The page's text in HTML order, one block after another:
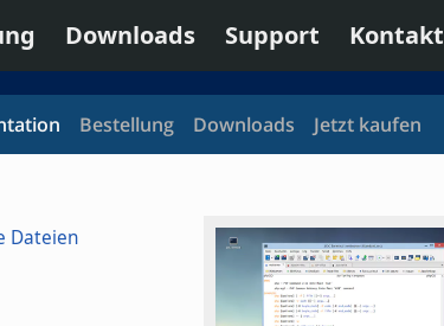
Downloads Support Kontakt
Bestellung Downloads Jetzt kaufen
Dateien